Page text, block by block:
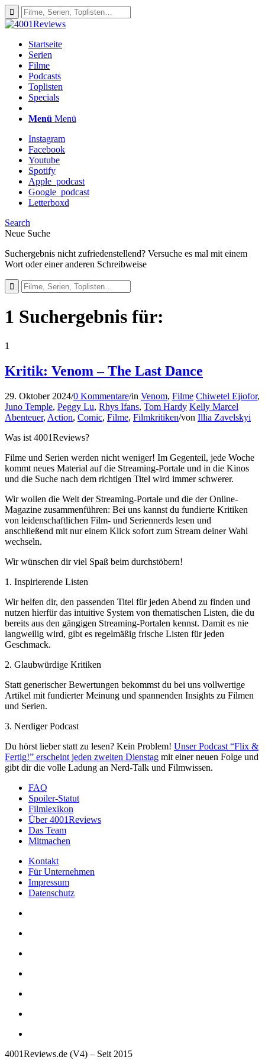
Startseite
Serien
Filme
Podcasts
Toplisten
Specials
Menü Menü
Instagram
Facebook
Youtube
Spotify
Apple_podcast
Google_podcast
Letterboxd
Search
Neue Suche
Suchergebnis nicht zufriedenstellend? Versuche es mal mit einem
Wort oder einer anderen Schreibweise
1 Suchergebnis für:
1
Kritik: Venom – The Last Dance
29. Oktober 2024/0 Kommentare/in Venom, Filme Chiwetel Ejiofor,
Juno Temple, Peggy Lu, Rhys Ifans, Tom Hardy Kelly Marcel
Abenteuer, Action, Comic, Filme, Filmkritiken/von Illia Zavelskyi
Was ist 4001Reviews?
Filme und Serien werden nicht weniger! Im Gegenteil, jede Woche
kommt neues Material auf die Streaming-Portale und in die Kinos
und die Suche nach dem richtigen Titel wird immer schwerer.
Wir wollen die Welt der Streaming-Portale und die der Online-
Magazine zusammenführen: Bei uns kannst du fundierte Kritiken
von leidenschaftlichen Film- und Seriennerds lesen und
anschließend mit nur einem Klick sofort zum Stream deiner Wahl
wechseln.
Wir wünschen dir viel Spaß beim durchstöbern!
1. Inspirierende Listen
Wir helfen dir, den passenden Titel für jeden Abend zu finden und
nutzen hierfür das intuitive System von thematischen Listen, die du
bereits aus den gängigen Streaming-Portalen kennst. Damit es nie
langweilig wird, gibt es regelmäßig frische Listen für jeden
Geschmack.
2. Glaubwürdige Kritiken
Statt generischer Bewertungen bekommst du bei uns vollwertige
Artikel mit fundierter Meinung und spannenden Insights zu Filmen
und Serien.
3. Nerdiger Podcast
Du hörst lieber statt zu lesen? Kein Problem! Unser Podcast “Flix &
Fertig!” erscheint jeden zweiten Dienstag mit einer neuen Folge und
gibt dir die volle Ladung an Nerd-Talk und Filmwissen.
FAQ
Spoiler-Statut
Filmlexikon
Über 4001Reviews
Das Team
Mitmachen
Kontakt
Für Unternehmen
Impressum
Datenschutz
4001Reviews.de (V4) – Seit 2015